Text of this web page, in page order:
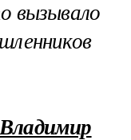
вызывало
Владимир